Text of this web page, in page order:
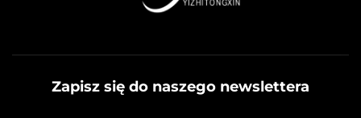
Zapisz się do naszego newslettera